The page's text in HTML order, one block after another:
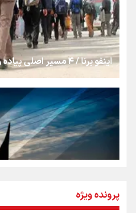
جمله‌ای که بغض
تهران رفتند»
سه حسرتی که به دلم
مومنِ مقتدرِ مظلوم
اینفو برنا / ۴ مسیر اصلی پیاده روی اربعین در عراق
پرونده ویژه